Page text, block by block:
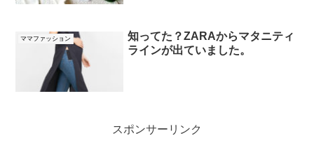
ママファッション
知ってた？ZARAからマタニティ
ラインが出ていました。
スポンサーリンク